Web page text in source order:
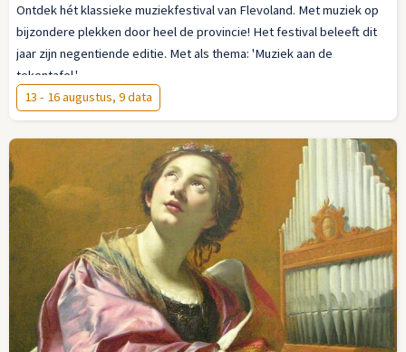
Ontdek hét klassieke muziekfestival van Flevoland. Met muziek op
bijzondere plekken door heel de provincie! Het festival beleeft dit
jaar zijn negentiende editie. Met als thema: 'Muziek aan de
tekentafel.'
13 - 16 augustus, 9 data